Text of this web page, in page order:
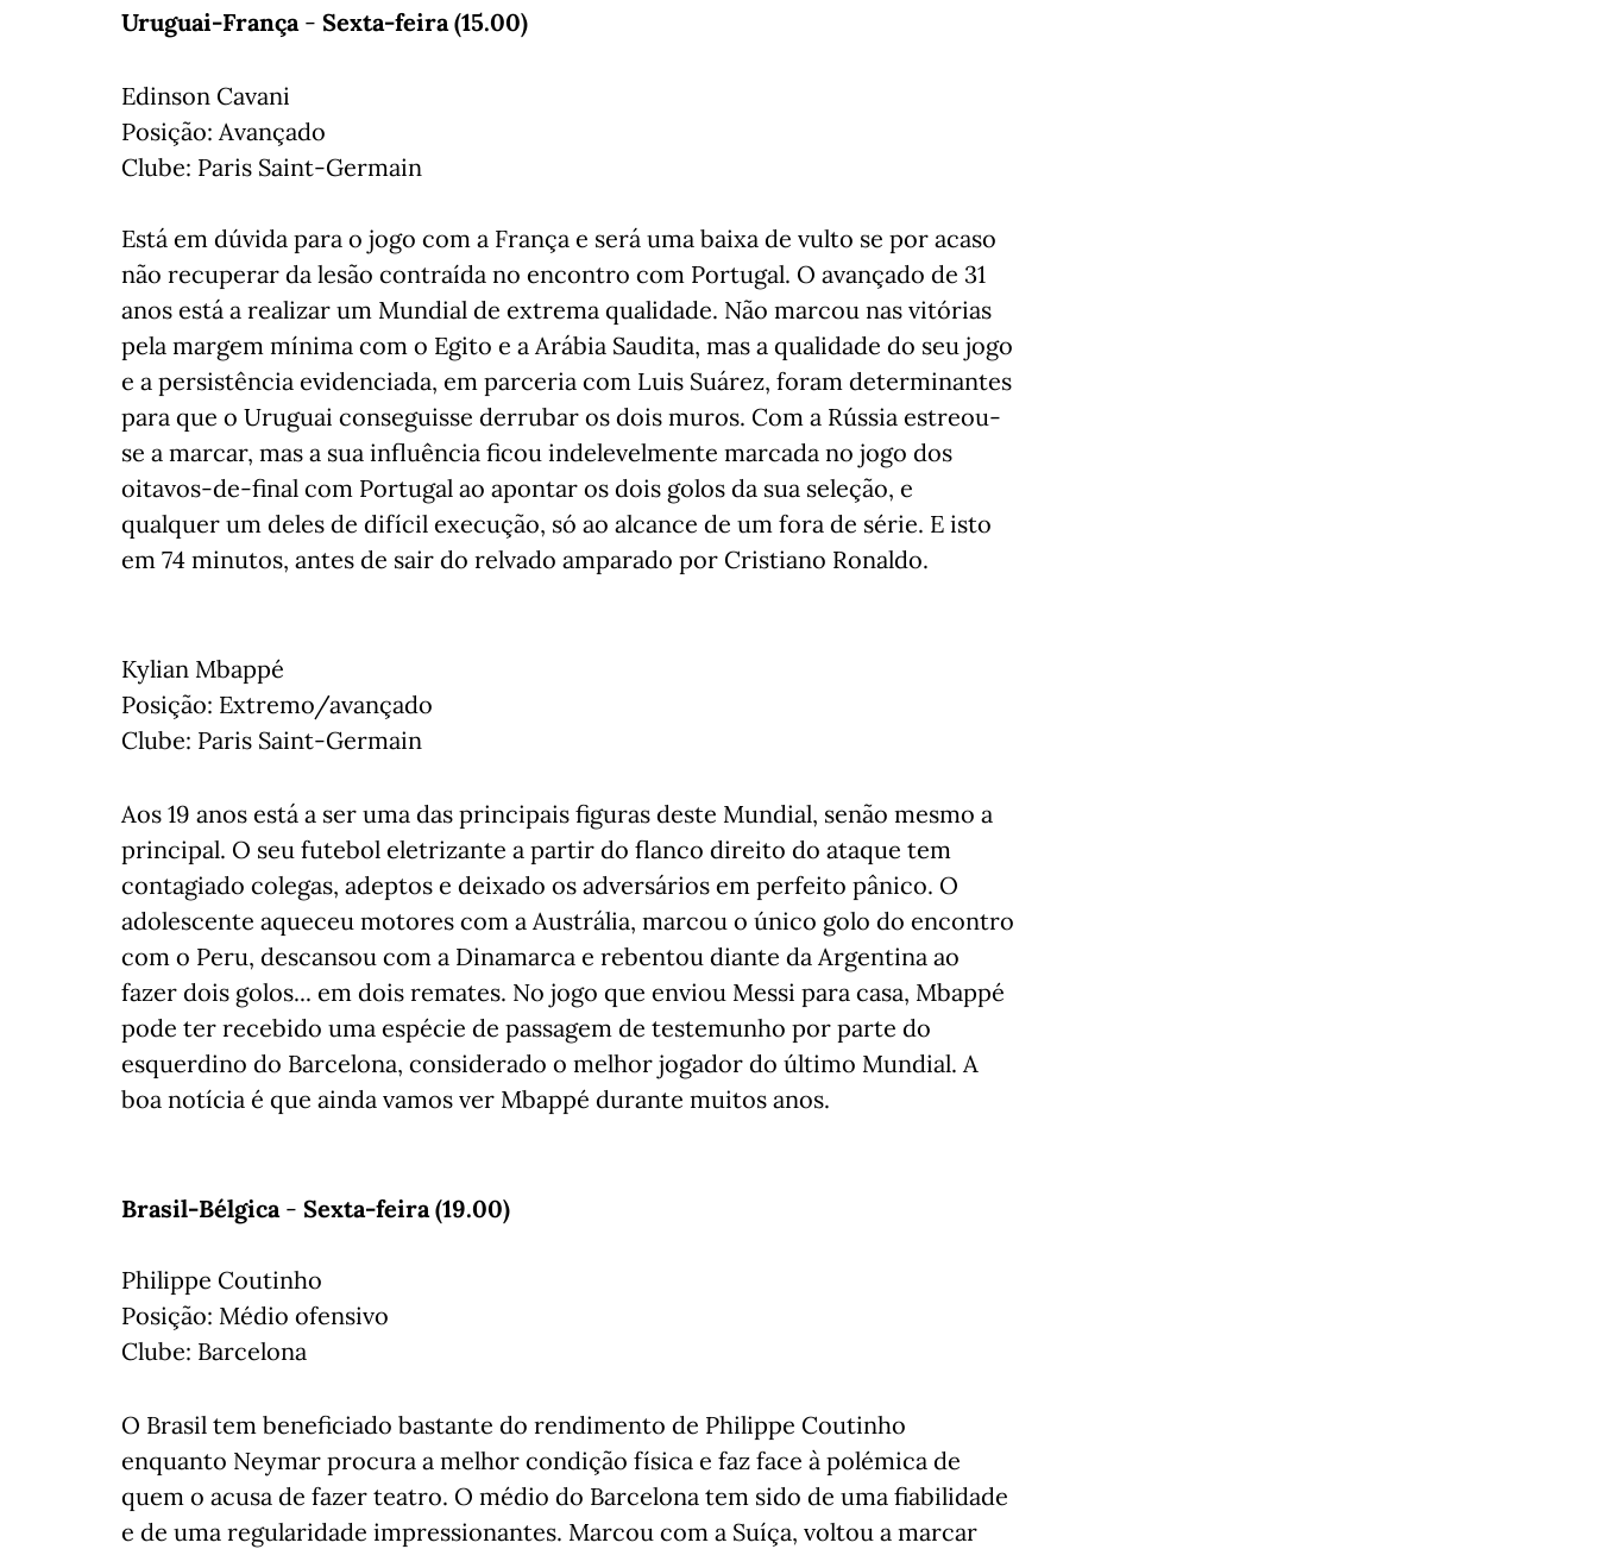
Uruguai-França - Sexta-feira (15.00)
Edinson Cavani
Posição: Avançado
Clube: Paris Saint-Germain
Está em dúvida para o jogo com a França e será uma baixa de vulto se por acaso
não recuperar da lesão contraída no encontro com Portugal. O avançado de 31
anos está a realizar um Mundial de extrema qualidade. Não marcou nas vitórias
pela margem mínima com o Egito e a Arábia Saudita, mas a qualidade do seu jogo
e a persistência evidenciada, em parceria com Luis Suárez, foram determinantes
para que o Uruguai conseguisse derrubar os dois muros. Com a Rússia estreou-
se a marcar, mas a sua influência ficou indelevelmente marcada no jogo dos
oitavos-de-final com Portugal ao apontar os dois golos da sua seleção, e
qualquer um deles de difícil execução, só ao alcance de um fora de série. E isto
em 74 minutos, antes de sair do relvado amparado por Cristiano Ronaldo.
Kylian Mbappé
Posição: Extremo/avançado
Clube: Paris Saint-Germain
Aos 19 anos está a ser uma das principais figuras deste Mundial, senão mesmo a
principal. O seu futebol eletrizante a partir do flanco direito do ataque tem
contagiado colegas, adeptos e deixado os adversários em perfeito pânico. O
adolescente aqueceu motores com a Austrália, marcou o único golo do encontro
com o Peru, descansou com a Dinamarca e rebentou diante da Argentina ao
fazer dois golos... em dois remates. No jogo que enviou Messi para casa, Mbappé
pode ter recebido uma espécie de passagem de testemunho por parte do
esquerdino do Barcelona, considerado o melhor jogador do último Mundial. A
boa notícia é que ainda vamos ver Mbappé durante muitos anos.
Brasil-Bélgica - Sexta-feira (19.00)
Philippe Coutinho
Posição: Médio ofensivo
Clube: Barcelona
O Brasil tem beneficiado bastante do rendimento de Philippe Coutinho
enquanto Neymar procura a melhor condição física e faz face à polémica de
quem o acusa de fazer teatro. O médio do Barcelona tem sido de uma fiabilidade
e de uma regularidade impressionantes. Marcou com a Suíça, voltou a marcar